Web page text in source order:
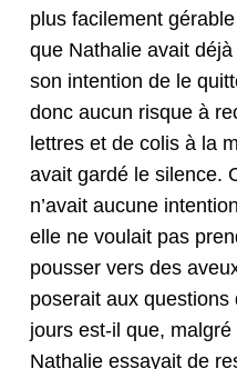
plus facile­ment
que Nathalie avait
son inten­tion de le
donc aucun risque à
let­tres et de col­is à la
avait gardé le silence.
n’avait aucune
elle ne voulait pas
pouss­er vers des
poserait aux
jours est-il que,
Nathalie essayait de